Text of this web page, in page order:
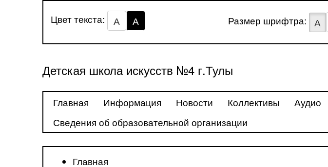
Цвет текста: А А Размер шрифтра: А
Детская школа искусств №4 г.Тулы
Главная Информация Новости Коллективы Аудио
Сведения об образовательной организации
Главная